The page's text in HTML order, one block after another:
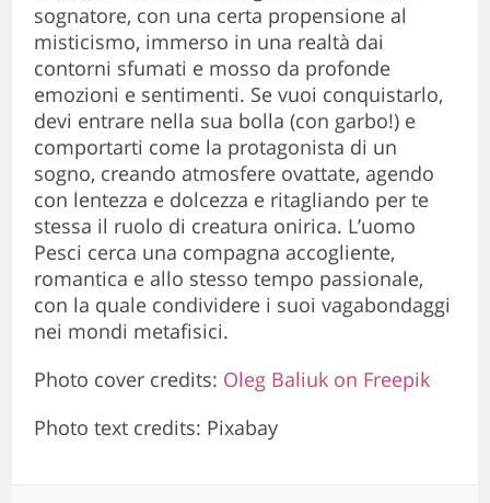
sognatore, con una certa propensione al
misticismo, immerso in una realtà dai
contorni sfumati e mosso da profonde
emozioni e sentimenti. Se vuoi conquistarlo,
devi entrare nella sua bolla (con garbo!) e
comportarti come la protagonista di un
sogno, creando atmosfere ovattate, agendo
con lentezza e dolcezza e ritagliando per te
stessa il ruolo di creatura onirica. L’uomo
Pesci cerca una compagna accogliente,
romantica e allo stesso tempo passionale,
con la quale condividere i suoi vagabondaggi
nei mondi metafisici.
Photo cover credits: Oleg Baliuk on Freepik
Photo text credits: Pixabay